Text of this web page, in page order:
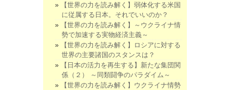
【世界の力を読み解く】弱体化する米国
に従属する日本。それでいいのか？
【世界の力を読み解く】～ウクライナ情
勢で加速する実物経済主義～
【世界の力を読み解く】ロシアに対する
世界の主要諸国のスタンスは？
【日本の活力を再生する】新たな集団関
係（２） ～同類闘争のパラダイム～
【世界の力を読み解く】ウクライナ情勢